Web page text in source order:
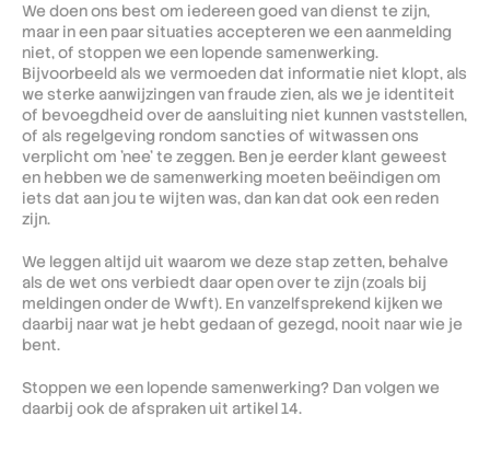
We doen ons best om iedereen goed van dienst te zijn,
maar in een paar situaties accepteren we een aanmelding
niet, of stoppen we een lopende samenwerking.
Bijvoorbeeld als we vermoeden dat informatie niet klopt, als
we sterke aanwijzingen van fraude zien, als we je identiteit
of bevoegdheid over de aansluiting niet kunnen vaststellen,
of als regelgeving rondom sancties of witwassen ons
verplicht om 'nee' te zeggen. Ben je eerder klant geweest
en hebben we de samenwerking moeten beëindigen om
iets dat aan jou te wijten was, dan kan dat ook een reden
zijn.
We leggen altijd uit waarom we deze stap zetten, behalve
als de wet ons verbiedt daar open over te zijn (zoals bij
meldingen onder de Wwft). En vanzelfsprekend kijken we
daarbij naar wat je hebt gedaan of gezegd, nooit naar wie je
bent.
Stoppen we een lopende samenwerking? Dan volgen we
daarbij ook de afspraken uit artikel 14.